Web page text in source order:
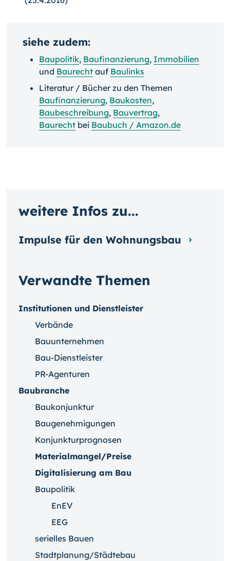
siehe zudem:
Baupolitik, Baufinanzierung, Immobilien
und Baurecht auf Baulinks
Literatur / Bücher zu den Themen
Baufinanzierung, Baukosten,
Baubeschreibung, Bauvertrag,
Baurecht bei Baubuch / Amazon.de
Verwandte Themen
Institutionen und Dienstleister
Verbände
Bauunternehmen
Bau-Dienstleister
PR-Agenturen
Baubranche
Baukonjunktur
Baugenehmigungen
Konjunkturprognosen
Materialmangel/Preise
Digitalisierung am Bau
Baupolitik
EnEV
EEG
serielles Bauen
Stadtplanung/Städtebau
weitere Infos zu...
Impulse für den Wohnungsbau